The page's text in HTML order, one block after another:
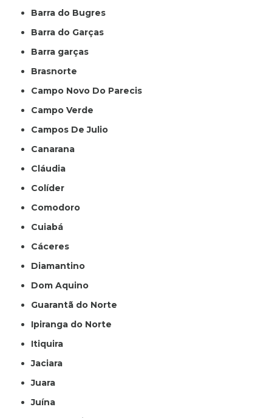
Barra do Bugres
Barra do Garças
Barra garças
Brasnorte
Campo Novo Do Parecis
Campo Verde
Campos De Julio
Canarana
Cláudia
Colíder
Comodoro
Cuiabá
Cáceres
Diamantino
Dom Aquino
Guarantã do Norte
Ipiranga do Norte
Itiquira
Jaciara
Juara
Juína